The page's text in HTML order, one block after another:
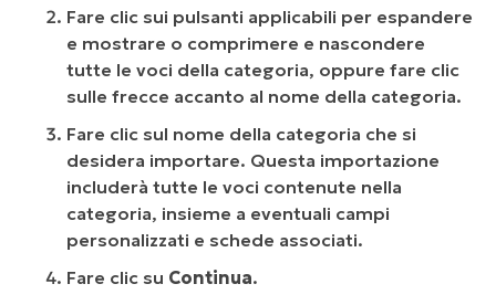
Fare clic sui pulsanti applicabili per espandere
e mostrare o comprimere e nascondere
tutte le voci della categoria, oppure fare clic
sulle frecce accanto al nome della categoria.
Fare clic sul nome della categoria che si
desidera importare. Questa importazione
includerà tutte le voci contenute nella
categoria, insieme a eventuali campi
personalizzati e schede associati.
Fare clic su Continua.